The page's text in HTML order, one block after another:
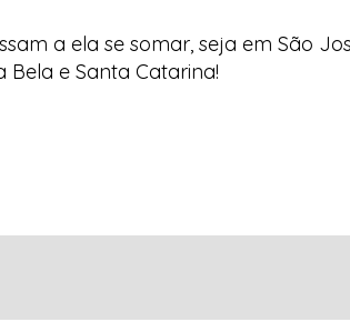
a ela se somar, seja em São
Bela e Santa Catarina!